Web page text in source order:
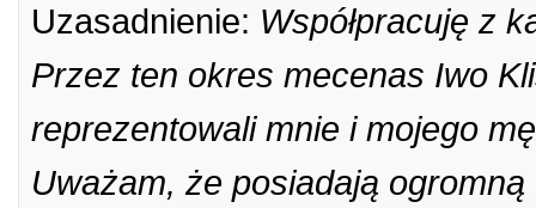
Uzasadnienie: Współpracuję z
Przez ten okres mecenas Iwo
reprezentowali mnie i mojego
Uważam, że posiadają